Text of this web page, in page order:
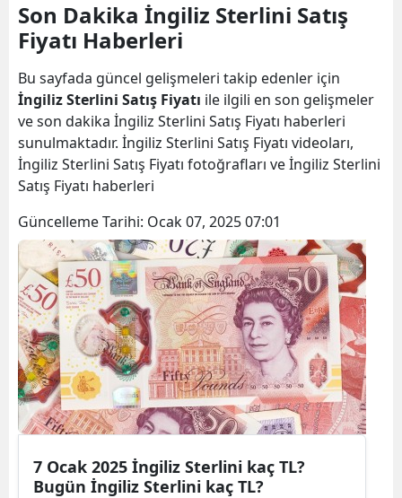
Son Dakika İngiliz Sterlini Satış
Fiyatı Haberleri
Bu sayfada güncel gelişmeleri takip edenler için
İngiliz Sterlini Satış Fiyatı ile ilgili en son gelişmeler
ve son dakika İngiliz Sterlini Satış Fiyatı haberleri
sunulmaktadır. İngiliz Sterlini Satış Fiyatı videoları,
İngiliz Sterlini Satış Fiyatı fotoğrafları ve İngiliz Sterlini
Satış Fiyatı haberleri
Güncelleme Tarihi: Ocak 07, 2025 07:01
7 Ocak 2025 İngiliz Sterlini kaç TL?
Bugün İngiliz Sterlini kaç TL?